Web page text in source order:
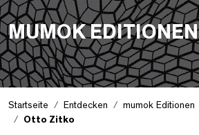
MUMOK EDITIONEN
Startseite Entdecken
mumok Editionen
Otto Zitko